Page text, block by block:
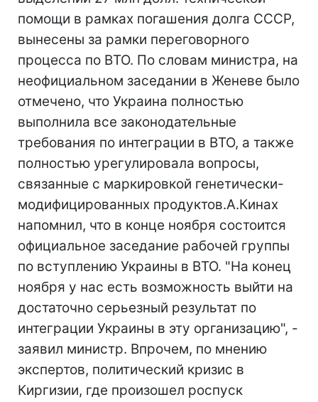
помощи в рамках погашения долга СССР,
вынесены за рамки переговорного
процесса по ВТО. По словам министра, на
неофициальном заседании в Женеве было
отмечено, что Украина полностью
выполнила все законодательные
требования по интеграции в ВТО, а также
полностью урегулировала вопросы,
связанные с маркировкой генетически-
модифицированных продуктов.А.Кинах
напомнил, что в конце ноября состоится
официальное заседание рабочей группы
по вступлению Украины в ВТО. "На конец
ноября у нас есть возможность выйти на
достаточно серьезный результат по
интеграции Украины в эту организацию", -
заявил министр. Впрочем, по мнению
экспертов, политический кризис в
Киргизии, где произошел роспуск